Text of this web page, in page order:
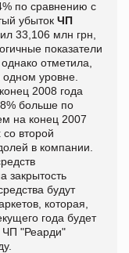
по сравнению с
убыток ЧП
33,106 млн грн,
показатели
отметила,
уровне.
2008 года
больше по
на конец 2007
второй
в компании.
закрытость
будут
которая,
года будет
ЧП "Реарди"